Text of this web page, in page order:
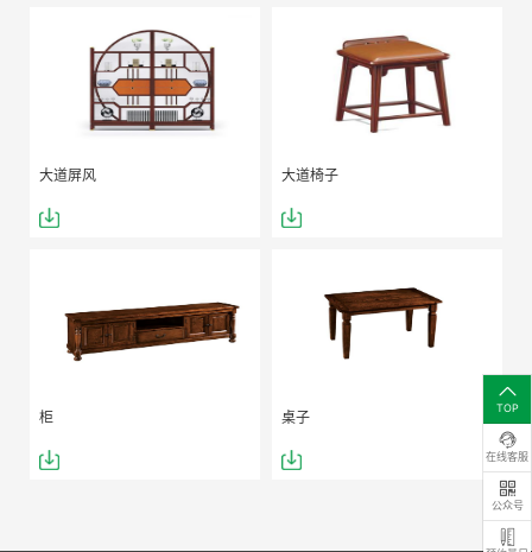
大道屏风 大道椅子
柜 桌子
TOP
在线客服
公众号